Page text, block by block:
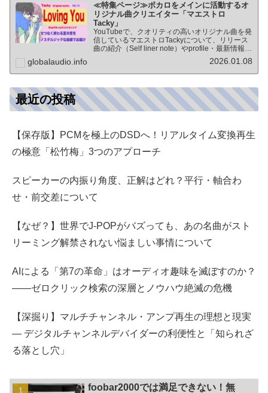
≪特集ページ≫ボカロをメインに活動するオ
リジナル曲クリエイター「マエストロ
Tacky」
YouTubeで、クオリティの高いオリジナル曲を発
信しているマエストロTackyについて、リリース
曲の紹介（Self liner note）やprofile・最新情報な
ど★動画チャンネル登録100人突破記念作品の生
globalaudio.info 2026.01.08
最近の投稿
【保存版】PCMを極上のDSDへ！リアルタイム変換再生
の極意「松竹梅」3つのアプローチ
スピーカーの内振り角度、正解はどれ？平行・軸合わ
せ・前交差について
【なぜ？】世界でJ-POPがバズっても、あの名曲がスト
リーミング解禁されない悩ましい事情について
AIによる「第7の革命」はオーディオ趣味を滅ぼすのか？
――ゼロクリック検索の深層とノウハウ絶滅の危機
【深掘り】マルチチャンネル・アンプ再生の理想と現実
— デジタルチャンネルデバイダーの利便性と「知られざ
る落とし穴」
foobar2000では満足できない！無